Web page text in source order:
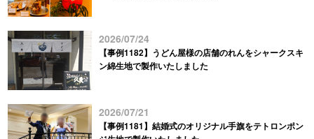
2026/07/24
【事例1182】うどん屋様の店舗のれんをシャークスキ
ン綿生地で製作いたしました
2026/07/21
【事例1181】結婚式のオリジナル手旗をテトロンポン